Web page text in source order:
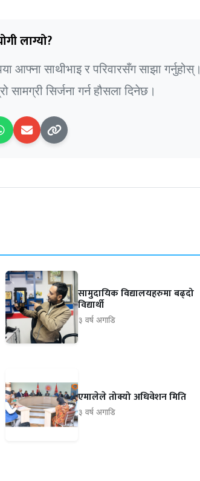
लाग्यो?
आफ्ना साथीभाइ र परिवारसँग साझा गर्नुहोस्।
सिर्जना गर्न हौसला दिनेछ।
सामुदायिक विद्यालयहरुमा बढ्दो
विद्यार्थी
३ वर्ष अगाडि
एमालेले तोक्यो अधिवेशन मिति
३ वर्ष अगाडि